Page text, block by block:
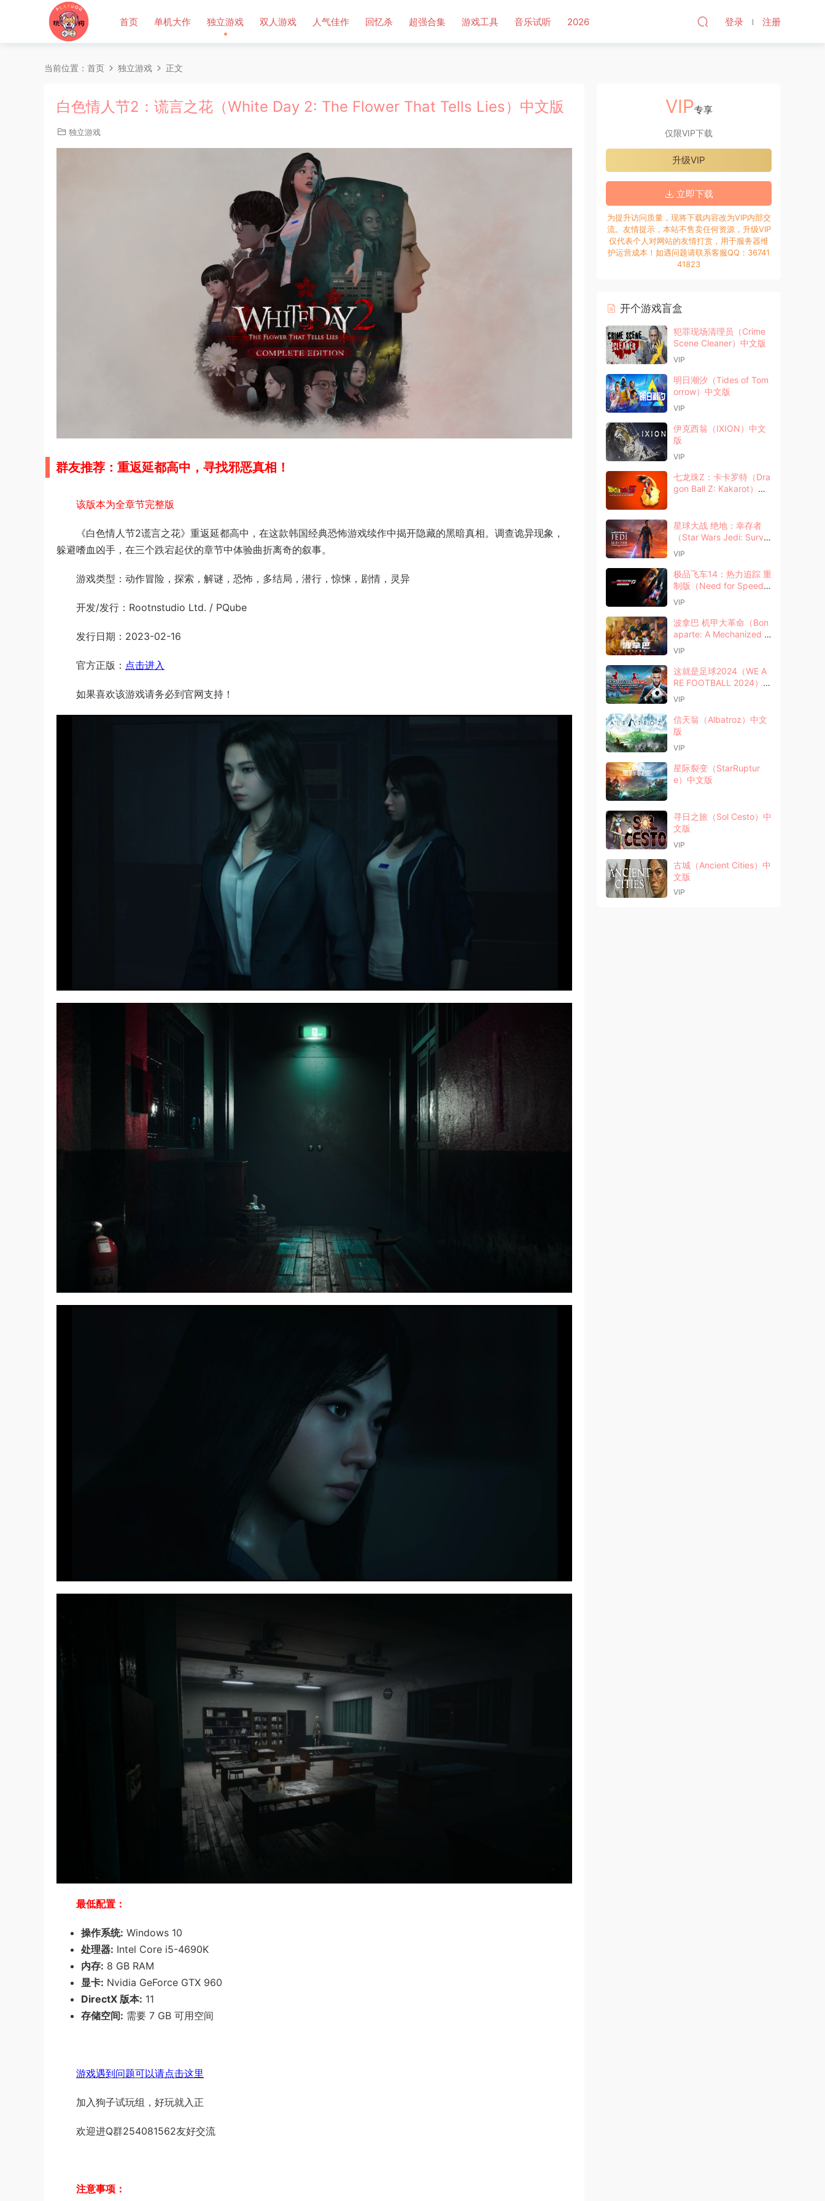
首页 单机大作 独立游戏 双人游戏 人气佳作 回忆杀 超强合集 游戏工具 音乐试听 2026 登录 注册
当前位置： 首页 独立游戏 正文
白色情人节2：谎言之花（White Day 2: The Flower That Tells Lies）中文版
独立游戏
群友推荐：重返延都高中，寻找邪恶真相！
该版本为全章节完整版
《白色情人节2谎言之花》重返延都高中，在这款韩国经典恐怖游戏续作中揭开隐藏的黑暗真相。调查诡异现象，
躲避嗜血凶手，在三个跌宕起伏的章节中体验曲折离奇的叙事。
游戏类型：动作冒险，探索，解谜，恐怖，多结局，潜行，惊悚，剧情，灵异
开发/发行：Rootnstudio Ltd. / PQube
发行日期：2023-02-16
官方正版： 点击进入
如果喜欢该游戏请务必到官网支持！
最低配置：
操作系统: Windows 10
处理器: Intel Core i5-4690K
内存: 8 GB RAM
显卡: Nvidia GeForce GTX 960
DirectX 版本: 11
存储空间: 需要 7 GB 可用空间
游戏遇到问题可以请点击这里
加入狗子试玩组，好玩就入正
欢迎进Q群254081562友好交流
注意事项：
VIP专享
仅限VIP下载
升级VIP
立即下载
为提升访问质量，现将下载内容改为VIP内部交
流。友情提示，本站不售卖任何资源，升级VIP
仅代表个人对网站的友情打赏，用于服务器维
护运营成本！如遇问题请联系客服QQ：36741
41823
开个游戏盲盒
犯罪现场清理员（Crime
Scene Cleaner）中文版
VIP
明日潮汐（Tides of Tom
orrow）中文版
VIP
伊克西翁（IXION）中文
版
VIP
七龙珠Z：卡卡罗特（Dra
gon Ball Z: Kakarot）中
星球大战 绝地：幸存者
（Star Wars Jedi: Surviv
or）中文版
VIP
极品飞车14：热力追踪 重
制版（Need for Speed
Hot Pursuit）中文版
VIP
波拿巴 机甲大革命（Bon
aparte: A Mechanized R
evolution）中文版
VIP
这就是足球2024（WE A
RE FOOTBALL 2024）中
文版
VIP
信天翁（Albatroz）中文
版
VIP
星际裂变（StarRuptur
e）中文版
寻日之旅（Sol Cesto）中
文版
VIP
古城（Ancient Cities）中
文版
VIP